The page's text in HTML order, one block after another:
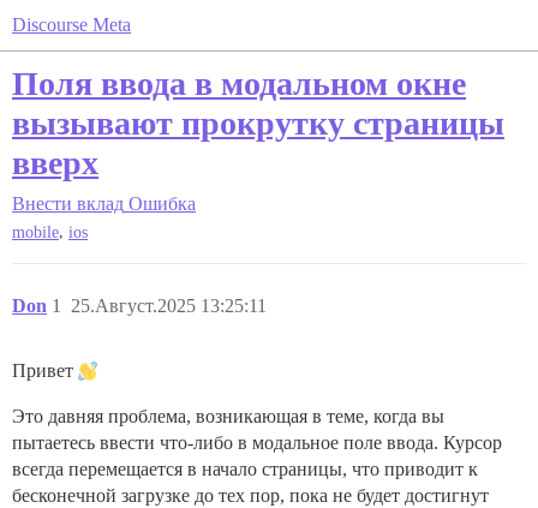
Discourse Meta
Поля ввода в модальном окне
вызывают прокрутку страницы
вверх
Внести вклад Ошибка
mobile, ios
Don 25.Август.2025 13:25:11
1
Привет
Это давняя проблема, возникающая в теме, когда вы
пытаетесь ввести что-либо в модальное поле ввода. Курсор
всегда перемещается в начало страницы, что приводит к
бесконечной загрузке до тех пор, пока не будет достигнут